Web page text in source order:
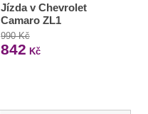
Jízda v Chevrolet
Camaro ZL1
990 Kč
842 Kč